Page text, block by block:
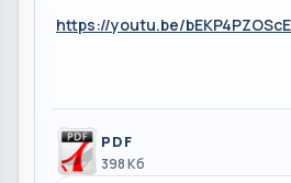
https://youtu.be/bEKP4PZOScE
PDF
398 Кб